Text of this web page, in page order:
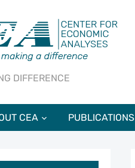
DIFFERENCE
CEA PUBLICATIONS